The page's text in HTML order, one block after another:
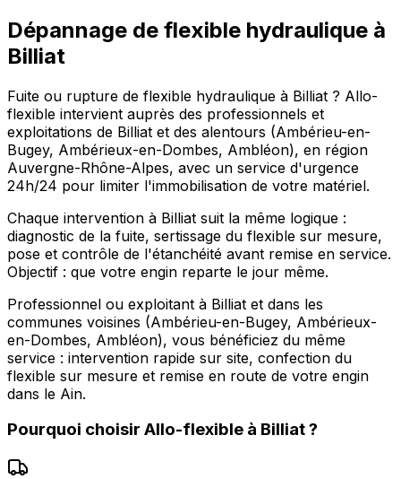
Dépannage de flexible hydraulique à
Billiat
Fuite ou rupture de flexible hydraulique à Billiat ? Allo-
flexible intervient auprès des professionnels et
exploitations de Billiat et des alentours (Ambérieu-en-
Bugey, Ambérieux-en-Dombes, Ambléon), en région
Auvergne-Rhône-Alpes, avec un service d'urgence
24h/24 pour limiter l'immobilisation de votre matériel.
Chaque intervention à Billiat suit la même logique :
diagnostic de la fuite, sertissage du flexible sur mesure,
pose et contrôle de l'étanchéité avant remise en service.
Objectif : que votre engin reparte le jour même.
Professionnel ou exploitant à Billiat et dans les
communes voisines (Ambérieu-en-Bugey, Ambérieux-
en-Dombes, Ambléon), vous bénéficiez du même
service : intervention rapide sur site, confection du
flexible sur mesure et remise en route de votre engin
dans le Ain.
Pourquoi choisir Allo-flexible à Billiat?